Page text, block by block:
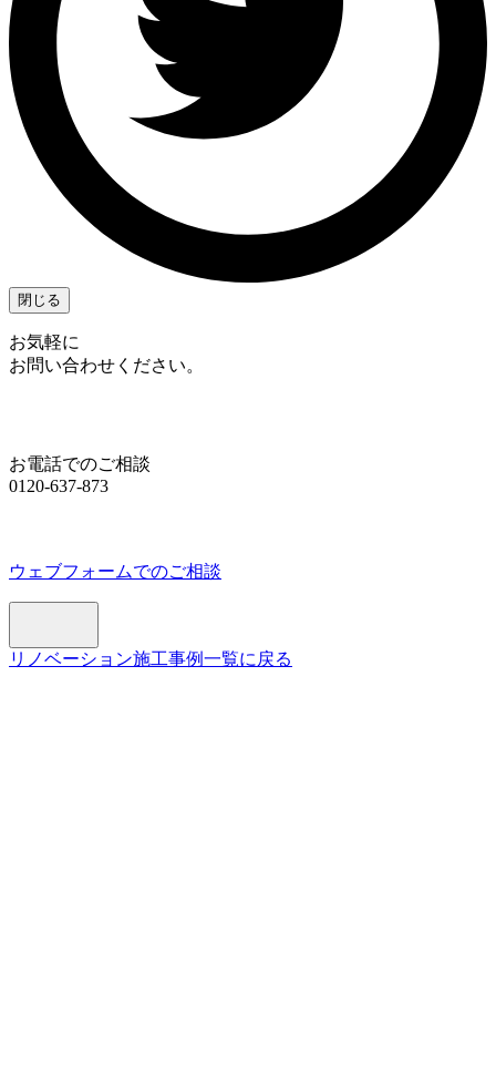
閉じる
お気軽に
お問い合わせください。
お電話でのご相談
0120-637-873
ウェブフォームでのご相談
リノベーション施工事例一覧に戻る